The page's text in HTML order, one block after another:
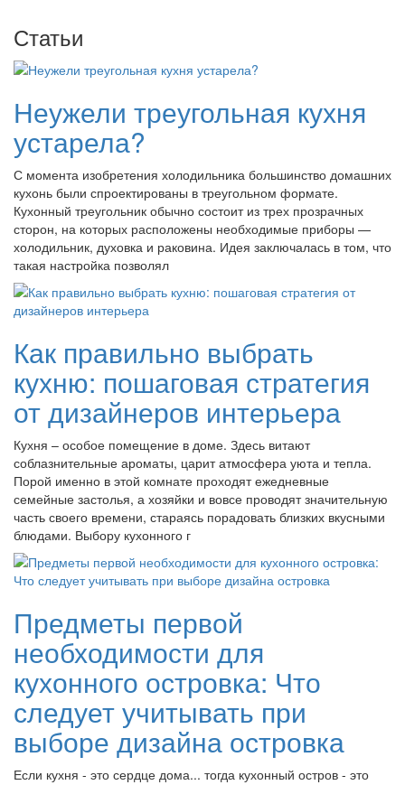
Статьи
Неужели треугольная кухня
устарела?
С момента изобретения холодильника большинство домашних
кухонь были спроектированы в треугольном формате.
Кухонный треугольник обычно состоит из трех прозрачных
сторон, на которых расположены необходимые приборы —
холодильник, духовка и раковина. Идея заключалась в том, что
такая настройка позволял
Как правильно выбрать
кухню: пошаговая стратегия
от дизайнеров интерьера
Кухня – особое помещение в доме. Здесь витают
соблазнительные ароматы, царит атмосфера уюта и тепла.
Порой именно в этой комнате проходят ежедневные
семейные застолья, а хозяйки и вовсе проводят значительную
часть своего времени, стараясь порадовать близких вкусными
блюдами. Выбору кухонного г
Предметы первой
необходимости для
кухонного островка: Что
следует учитывать при
выборе дизайна островка
Если кухня - это сердце дома... тогда кухонный остров - это